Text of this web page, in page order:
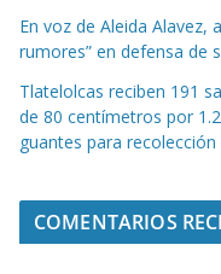
En voz de Aleida Alavez,
rumores” en defensa de
Tlatelolcas reciben 191
de 80 centímetros por
guantes para
COMENTARIOS